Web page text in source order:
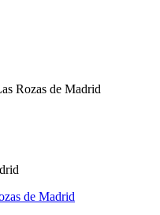
Rozas de Madrid
de Madrid